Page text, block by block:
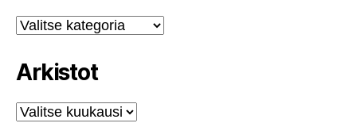
Kategoriat
Arkistot
Arkistot